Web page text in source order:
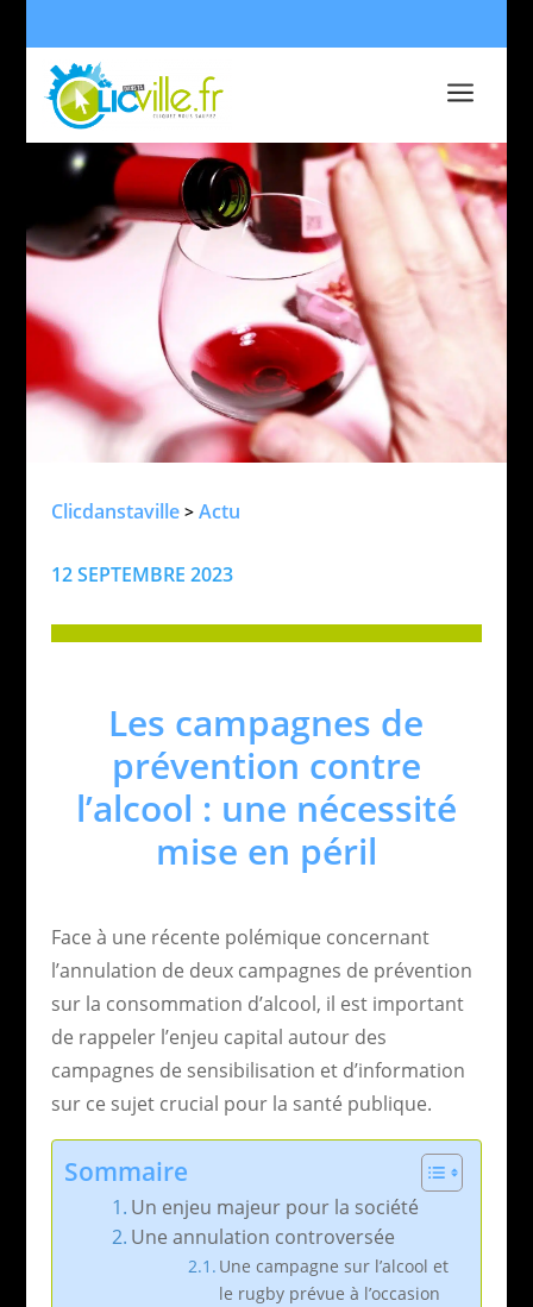
a
Clicdanstaville> Actu
12 SEPTEMBRE 2023
Les campagnes de
prévention contre
l’alcool : une nécessité
mise en péril
Face à une récente polémique concernant
l’annulation de deux campagnes de prévention
sur la consommation d’alcool, il est important
de rappeler l’enjeu capital autour des
campagnes de sensibilisation et d’information
sur ce sujet crucial pour la santé publique.
Sommaire
Un enjeu majeur pour la société
Une annulation controversée
Une campagne sur l’alcool et
le rugby prévue à l’occasion